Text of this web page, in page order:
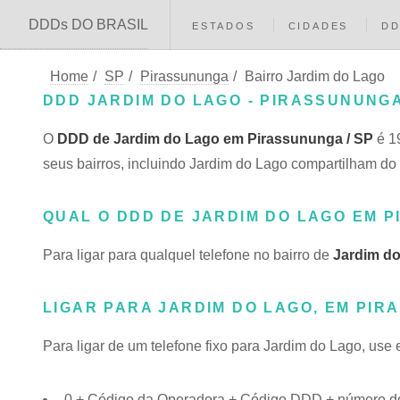
DDDs DO BRASIL ESTADOS CIDADES
Home / SP / Pirassununga /
Bairro Jardim do Lago
DDD JARDIM DO LAGO -
O DDD de Jardim do Lago em Pirassununga / SP é
seus bairros, incluindo Jardim do Lago compartilham
QUAL O DDD DE JARDIM DO LAGO EM
Para ligar para qualquel telefone no bairro de Jardim
LIGAR PARA JARDIM DO LAGO, EM
Para ligar de um telefone fixo para Jardim do Lago, use